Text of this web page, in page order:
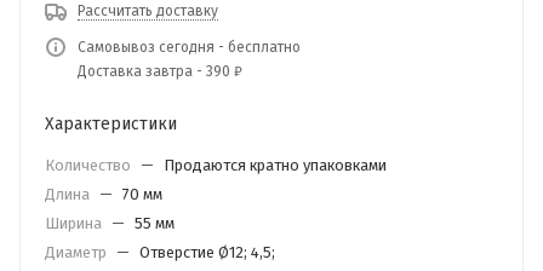
Рассчитать доставку
Самовывоз сегодня - бесплатно
Доставка завтра - 390 ₽
Характеристики
Количество —
Продаются кратно упаковками
Длина — 70 мм
Ширина — 55 мм
Диаметр
— Отверстие Ø12; 4,5;